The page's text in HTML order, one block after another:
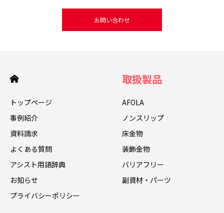
お問い合わせ
トップページ
事例紹介
資料請求
よくある質問
アシスト用語辞典
お知らせ
プライバシーポリシー
取扱製品
AFOLA
ノンスリップ
床金物
装飾金物
バリアフリー
副資材・パーツ